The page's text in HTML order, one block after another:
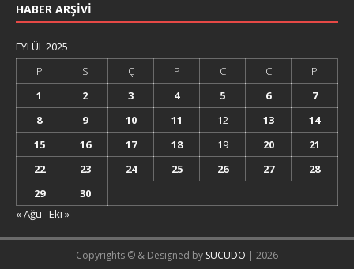
HABER ARŞIVI
EYLÜL 2025
P
S Ç P C C
P
1
2 3 4 5 6
7
8
9 10 11 12 13
14
15
16 17 18 19 20
21
22
23 24 25 26 27
28
29
30
« Ağu Eki »
Copyrights © & Designed by SUCUDO | 2026